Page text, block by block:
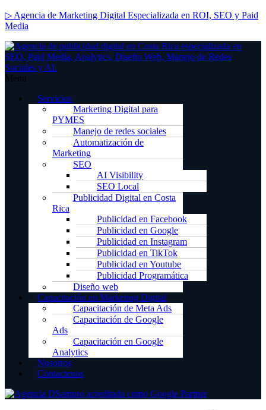
▷ Agencia de Marketing Digital Especializada en ROI, SEO y Paid
Media
Menu
Servicios
Marketing Digital para
PYMES
Manejo de redes sociales
Automatización de
Marketing
SEO
AI Visibility
SEO Local
Publicidad Digital en Costa
Rica
Publicidad en Facebook
Publicidad en Google
Publicidad en Instagram
Publicidad en TikTok
Publicidad en Youtube
Publicidad Programática
Diseño web
Capacitación en Marketing Digital
Capacitación de Meta Ads
Capacitación de Google
Ads
Capacitación en Google
Analytics
Nosotros
Contactenos